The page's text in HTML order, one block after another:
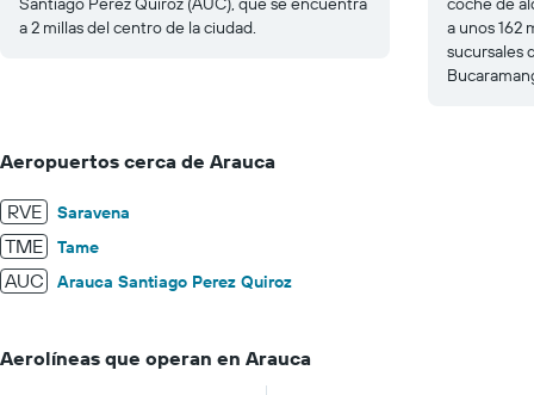
a 2 millas del centro de la ciudad.
a unos 162
sucursales
Aeropuertos cerca de Arauca
RVE Saravena
TME Tame
AUC Arauca Santiago Perez Quiroz
Aerolíneas que operan en Arauca